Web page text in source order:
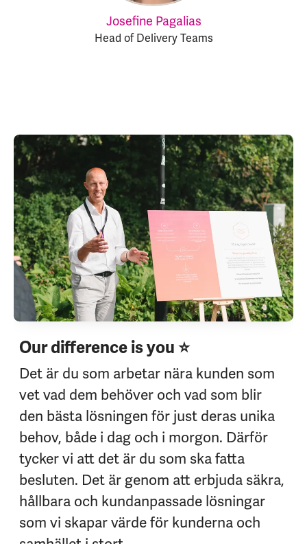
Josefine Pagalias
Head of Delivery Teams
Our difference is you ⭐
Det är du som arbetar nära kunden som
vet vad dem behöver och vad som blir
den bästa lösningen för just deras unika
behov, både i dag och i morgon. Därför
tycker vi att det är du som ska fatta
besluten. Det är genom att erbjuda säkra,
hållbara och kundanpassade lösningar
som vi skapar värde för kunderna och